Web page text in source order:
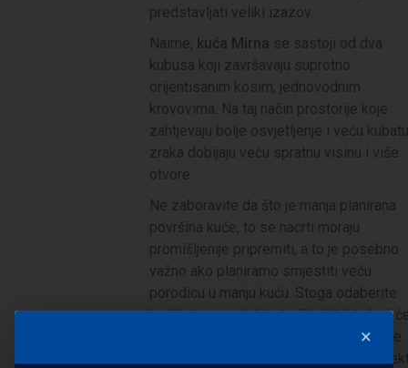
predstavljati veliki izazov.
Naime, kuća Mirna se sastoji od dva
kubusa koji završavaju suprotno
orijentisanim kosim, jednovodnim
krovovima. Na taj način prostorije koje
zahtjevaju bolje osvjetljenje i veću
zraka dobijaju veću spratnu visinu i više
otvore.
Ne zaboravite da što je manja planirana
površina kuće, to se nacrti moraju
promišljenije pripremiti, a to je posebno
važno ako planiramo smjestiti veću
porodicu u manju kuću. Stoga odaberite
kvalitetnog projektanta ili arhitekta koji
pripremiti potpuno nov dizajn vaše male
kuće ili odaberite kvalitetan tipski
×